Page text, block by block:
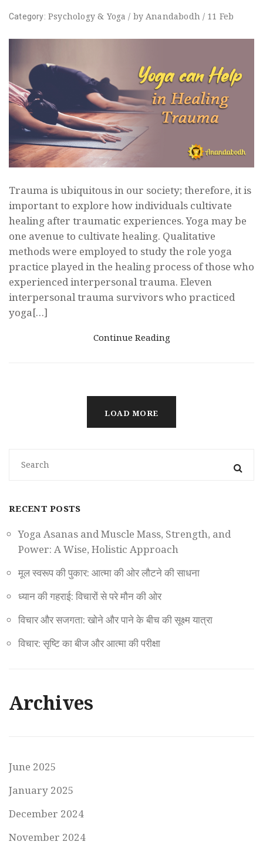
Category: Psychology & Yoga / by Anandabodh / 11 Feb
Trauma is ubiquitous in our society; therefore, it is
important to explore how individuals cultivate
healing after traumatic experiences. Yoga may be
one avenue to cultivate healing. Qualitative
methods were employed to study the role yoga
practice played in the healing process of those who
experienced interpersonal trauma. Eleven
interpersonal trauma survivors who practiced
yoga[…]
Continue Reading
LOAD MORE
RECENT POSTS
Yoga Asanas and Muscle Mass, Strength, and
Power: A Wise, Holistic Approach
मूल स्वरूप की पुकार: आत्मा की ओर लौटने की साधना
ध्यान की गहराई: विचारों से परे मौन की ओर
विचार और सजगता: खोने और पाने के बीच की सूक्ष्म यात्रा
विचार: सृष्टि का बीज और आत्मा की परीक्षा
Archives
June 2025
January 2025
December 2024
November 2024